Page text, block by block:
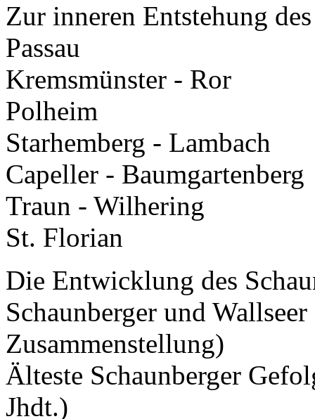
Zur inneren Entstehung
Passau
Kremsmünster - Ror
Polheim
Starhemberg - Lambach
Capeller - Baumgartenberg
Traun - Wilhering
St. Florian
Die Entwicklung des
Schaunberger und
Zusammenstellung)
Älteste Schaunberger
Jhdt.)